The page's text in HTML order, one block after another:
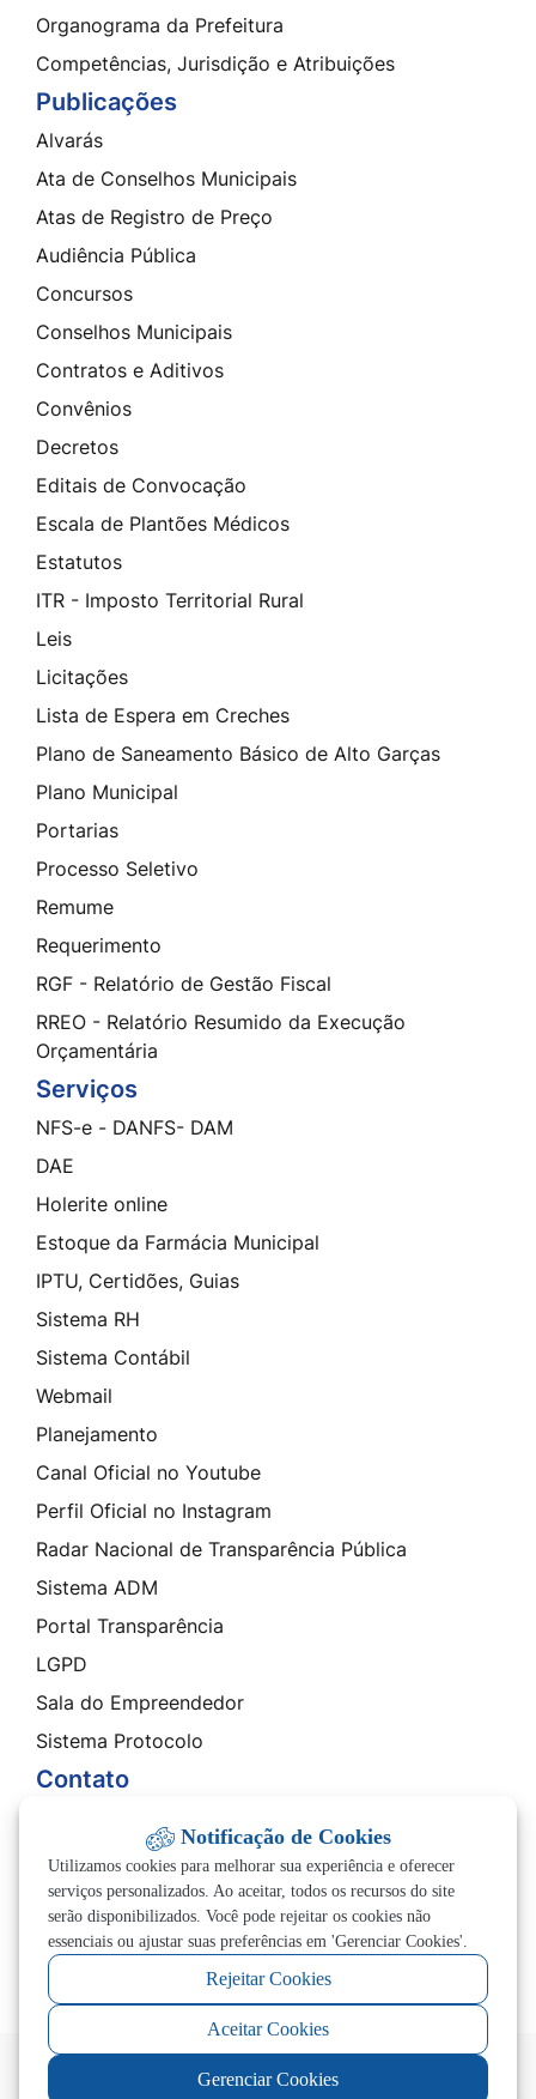
Organograma da Prefeitura
Competências, Jurisdição e Atribuições
Publicações
Alvarás
Ata de Conselhos Municipais
Atas de Registro de Preço
Audiência Pública
Concursos
Conselhos Municipais
Contratos e Aditivos
Convênios
Decretos
Editais de Convocação
Escala de Plantões Médicos
Estatutos
ITR - Imposto Territorial Rural
Leis
Licitações
Lista de Espera em Creches
Plano de Saneamento Básico de Alto Garças
Plano Municipal
Portarias
Processo Seletivo
Remume
Requerimento
RGF - Relatório de Gestão Fiscal
RREO - Relatório Resumido da Execução
Orçamentária
Serviços
NFS-e - DANFS- DAM
DAE
Holerite online
Estoque da Farmácia Municipal
IPTU, Certidões, Guias
Sistema RH
Sistema Contábil
Webmail
Planejamento
Canal Oficial no Youtube
Perfil Oficial no Instagram
Radar Nacional de Transparência Pública
Sistema ADM
Portal Transparência
LGPD
Sala do Empreendedor
Sistema Protocolo
Contato
Ouvidoria
Carta de Serviços
Telefones Úteis
©2026 - Prefeitura de Altos Garças - MT - Todos
Notificação de Cookies
Utilizamos cookies para melhorar sua experiência e oferecer
serviços personalizados. Ao aceitar, todos os recursos do site
serão disponibilizados. Você pode rejeitar os cookies não
essenciais ou ajustar suas preferências em 'Gerenciar Cookies'.
Rejeitar Cookies
Aceitar Cookies
Gerenciar Cookies